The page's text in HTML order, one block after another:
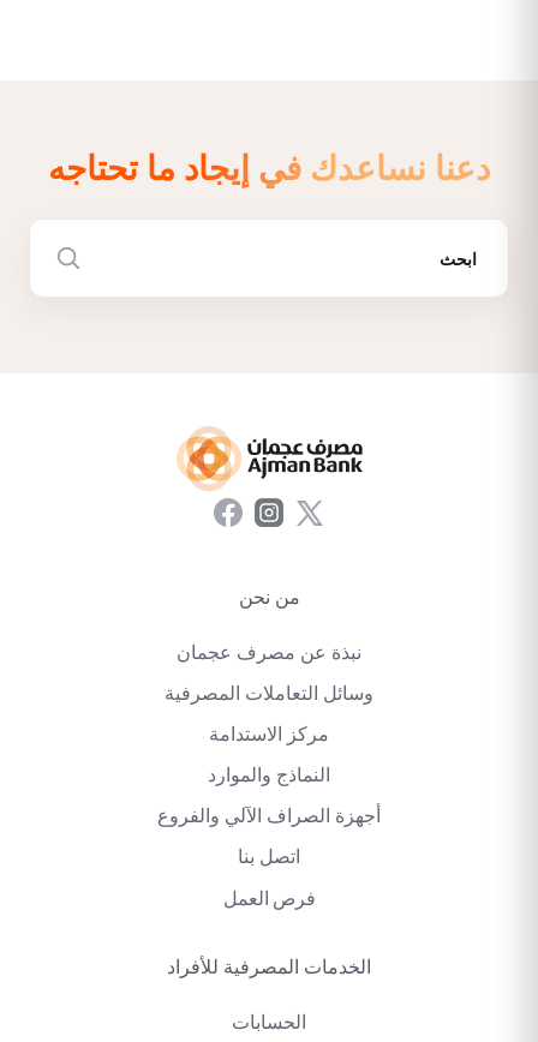
دعنا نساعدك في إيجاد ما تحتاجه
من نحن
نبذة عن مصرف عجمان
وسائل التعاملات المصرفية
مركز الاستدامة
النماذج والموارد
أجهزة الصراف الآلي والفروع
اتصل بنا
فرص العمل
الخدمات المصرفية للأفراد
الحسابات